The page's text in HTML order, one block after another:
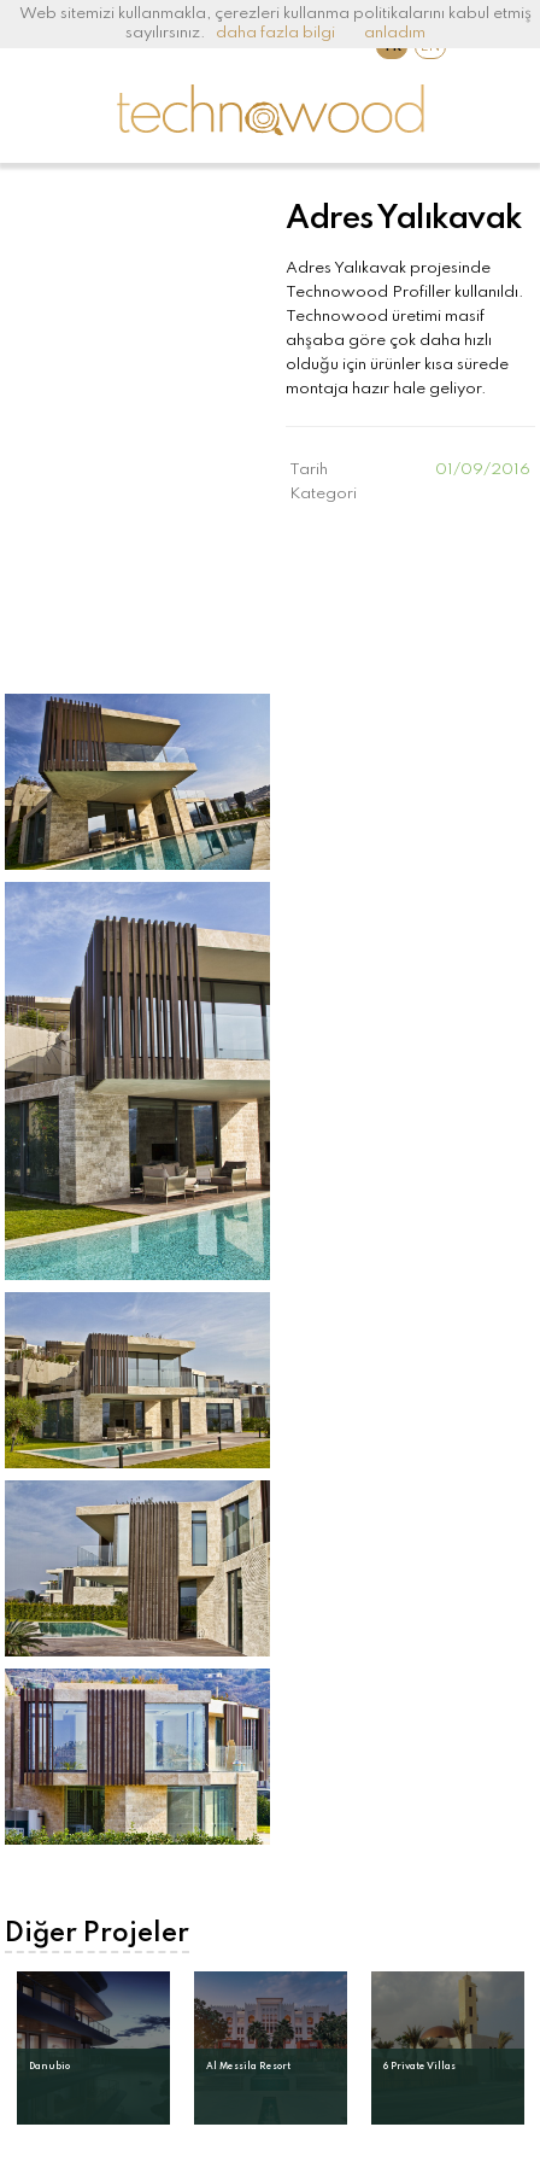
EN
TR
Adres Yalıkavak
Adres Yalıkavak projesinde
Technowood Profiller kullanıldı.
Technowood üretimi masif
ahşaba göre çok daha hızlı
olduğu için ürünler kısa sürede
montaja hazır hale geliyor.
Tarih
01/09/2016
Kategori
Diğer Projeler
Danubio Al Messila Resort 6 Private Villas
Web sitemizi kullanmakla, çerezleri kullanma politikalarını kabul etmiş
sayılırsınız.
daha fazla bilgi anladım